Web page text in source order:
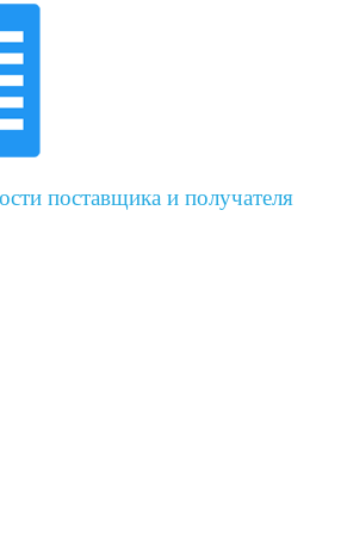
поставщика и получателя